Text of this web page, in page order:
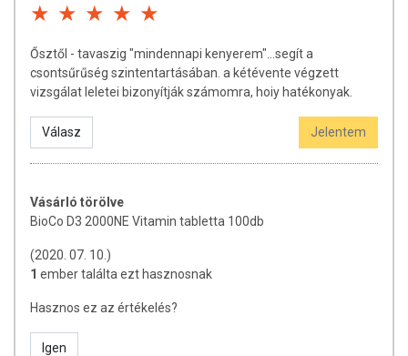
Ősztől - tavaszig "mindennapi kenyerem"...segít a
csontsűrűség szintentartásában. a kétévente végzett
vizsgálat leletei bizonyítják számomra, hoiy hatékonyak.
Válasz Jelentem
Vásárló törölve
BioCo D3 2000NE Vitamin tabletta 100db
(2020. 07. 10.)
1 ember találta ezt hasznosnak
Hasznos ez az értékelés?
Igen